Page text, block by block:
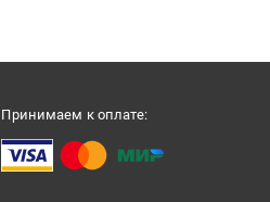
Принимаем к оплате: